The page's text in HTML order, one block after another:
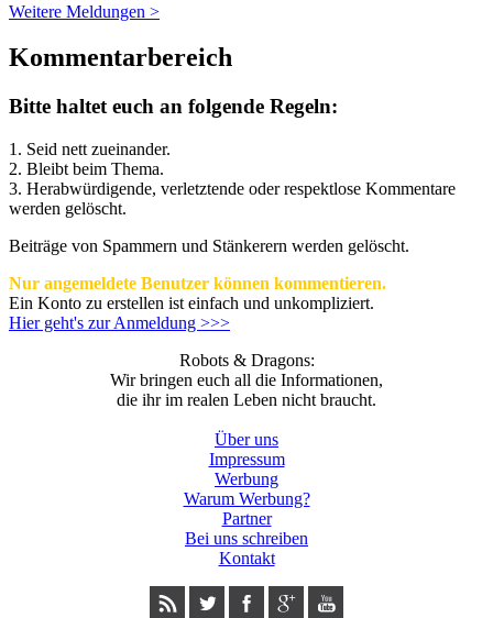
Weitere Meldungen >
Kommentarbereich
Bitte haltet euch an folgende Regeln:
1. Seid nett zueinander.
2. Bleibt beim Thema.
3. Herabwürdigende, verletztende oder respektlose Kommentare
werden gelöscht.
Beiträge von Spammern und Stänkerern werden gelöscht.
Nur angemeldete Benutzer können kommentieren.
Ein Konto zu erstellen ist einfach und unkompliziert.
Hier geht's zur Anmeldung >>>
Robots & Dragons:
Wir bringen euch all die Informationen,
die ihr im realen Leben nicht braucht.
Über uns
Impressum
Werbung
Warum Werbung?
Partner
Bei uns schreiben
Kontakt